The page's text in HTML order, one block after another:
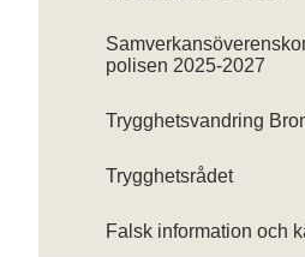
polisen 2025-2027
Trygghetsvandring
Trygghetsrådet
Falsk information och